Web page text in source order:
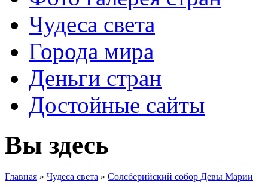
Чудеса света
Города мира
Деньги стран
Достойные сайты
Вы здесь
Главная » Чудеса света » Солсберийский собор Девы Марии